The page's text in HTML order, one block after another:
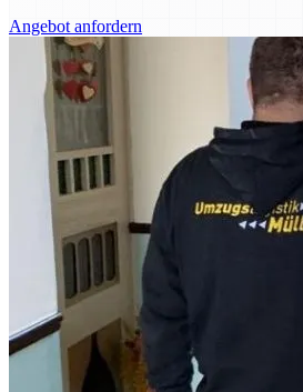
Angebot anfordern